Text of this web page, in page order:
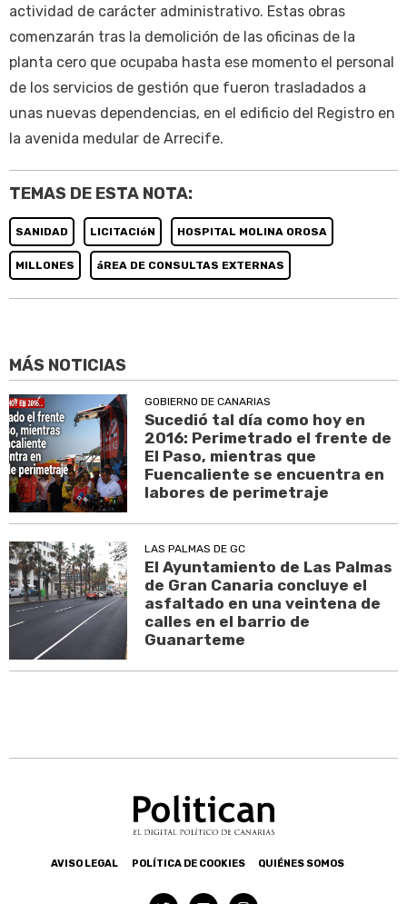
actividad de carácter administrativo. Estas obras
comenzarán tras la demolición de las oficinas de la
planta cero que ocupaba hasta ese momento el personal
de los servicios de gestión que fueron trasladados a
unas nuevas dependencias, en el edificio del Registro en
la avenida medular de Arrecife.
TEMAS DE ESTA NOTA:
SANIDAD LICITACIóN HOSPITAL MOLINA OROSA
MILLONES áREA DE CONSULTAS EXTERNAS
MÁS NOTICIAS
GOBIERNO DE CANARIAS
Sucedió tal día como hoy en
2016: Perimetrado el frente de
El Paso, mientras que
Fuencaliente se encuentra en
labores de perimetraje
LAS PALMAS DE GC
El Ayuntamiento de Las Palmas
de Gran Canaria concluye el
asfaltado en una veintena de
calles en el barrio de
Guanarteme
AVISO LEGAL POLÍTICA DE COOKIES QUIÉNES SOMOS